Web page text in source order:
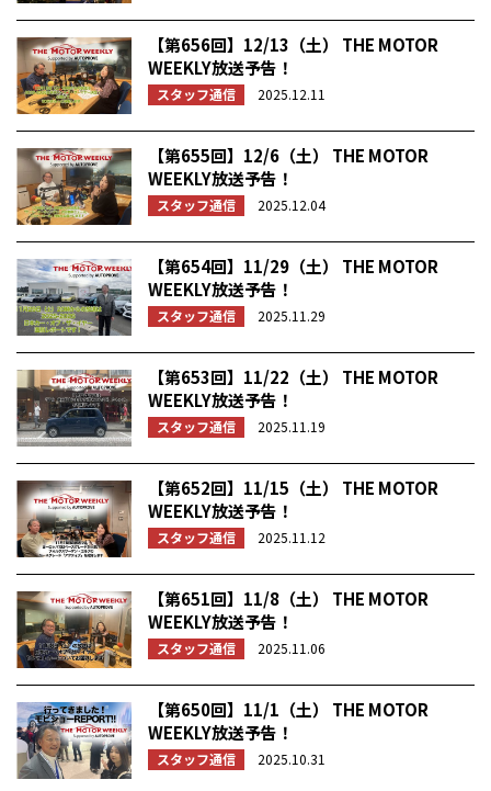
【第656回】12/13（土） THE MOTOR
WEEKLY放送予告！
スタッフ通信 2025.12.11
【第655回】12/6（土） THE MOTOR
WEEKLY放送予告！
スタッフ通信 2025.12.04
【第654回】11/29（土） THE MOTOR
WEEKLY放送予告！
スタッフ通信 2025.11.29
【第653回】11/22（土） THE MOTOR
WEEKLY放送予告！
スタッフ通信 2025.11.19
【第652回】11/15（土） THE MOTOR
WEEKLY放送予告！
スタッフ通信 2025.11.12
【第651回】11/8（土） THE MOTOR
WEEKLY放送予告！
スタッフ通信 2025.11.06
【第650回】11/1（土） THE MOTOR
WEEKLY放送予告！
スタッフ通信 2025.10.31